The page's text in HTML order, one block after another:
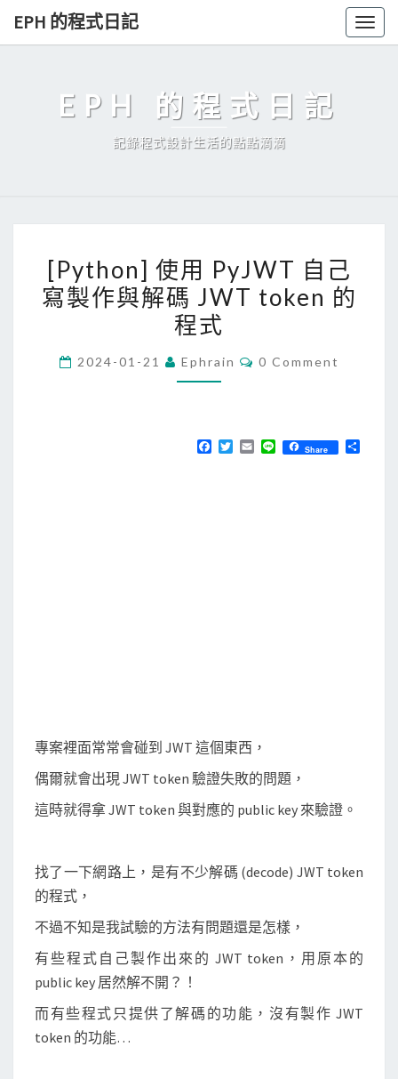
Skip
EPH 的程式日記
EPH 的程式日記
記錄程式設計生活的點點滴滴
P
y
t
o
使
解
碼
J
t
k
e
n
程
[Python] 使用 PyJWT 自己
寫製作與解碼 JWT token 的
程式
2024-01-21 Ephrain
C
T
S
0 Comment
E
Share
專案裡面常常會碰到 JWT 這個東西，
偶爾就會出現 JWT token 驗證失敗的問題，
這時就得拿 JWT token 與對應的 public key 來驗證。
找了一下網路上，是有不少解碼 (decode) JWT token
的程式，
不過不知是我試驗的方法有問題還是怎樣，
有些程式自己製作出來的 JWT token，用原本的
public key 居然解不開？！
而有些程式只提供了解碼的功能，沒有製作 JWT
token 的功能…